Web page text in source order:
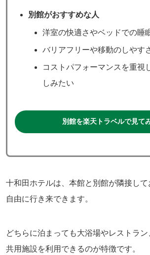
別館がおすすめな人
洋室の快適さやベッドでの睡
バリアフリーや移動のしやす
コストパフォーマンスを重視
しみたい
別館を楽天トラベルで見て
十和田ホテルは、本館と別館が隣接し
自由に行き来できます。
どちらに泊まっても大浴場やレストラ
共用施設を利用できるのが特徴です。